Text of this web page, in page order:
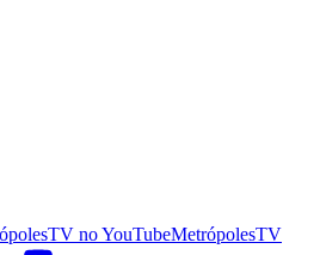
noYouTubeMetrópolesTV